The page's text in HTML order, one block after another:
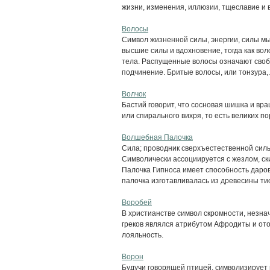
жизни, изменения, иллюзии, тщеславие и
Волосы
Символ жизненной силы, энергии, силы
высшие силы и вдохновение, тогда как
тела. Распущенные волосы означают
подчинение. Бритые волосы, или
Волчок
Бастий говорит, что сосновая шишка и
или спирального вихря, то есть великих
Волшебная Палочка
Сила; проводник сверхъестественной
Символически ассоциируется с жезлом,
Палочка Гипноса имеет способность
палочка изготавливалась из древесины
Воробей
В христианстве символ скромности,
греков являлся атрибутом Афродиты и
лояльность.
Ворон
Будучи говорящей птицей,